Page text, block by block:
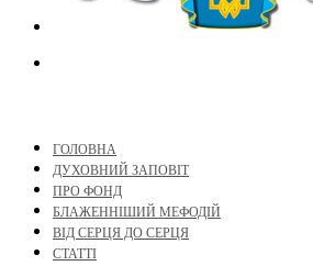
ГОЛОВНА
ДУХОВНИЙ ЗАПОВІТ
ПРО ФОНД
БЛАЖЕННІШИЙ МЕФОДІЙ
ВІД СЕРЦЯ ДО СЕРЦЯ
СТАТТІ